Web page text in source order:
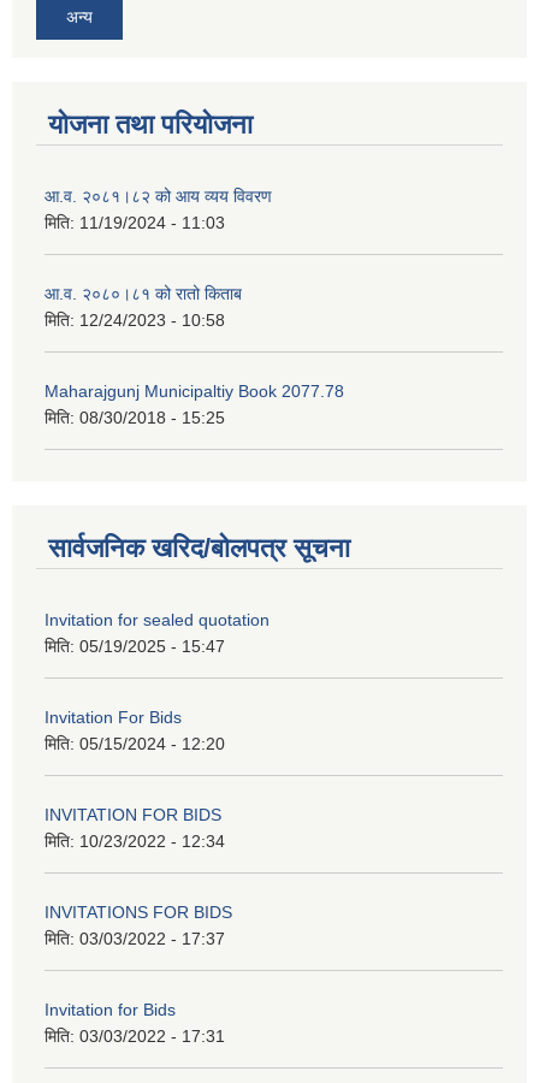
अन्य
योजना तथा परियोजना
आ.व. २०८१।८२ को आय व्यय विवरण
मिति: 11/19/2024 - 11:03
आ.व. २०८०।८१ को रातो किताब
मिति: 12/24/2023 - 10:58
Maharajgunj Municipaltiy Book 2077.78
मिति: 08/30/2018 - 15:25
सार्वजनिक खरिद/बोलपत्र सूचना
Invitation for sealed quotation
मिति: 05/19/2025 - 15:47
Invitation For Bids
मिति: 05/15/2024 - 12:20
INVITATION FOR BIDS
मिति: 10/23/2022 - 12:34
INVITATIONS FOR BIDS
मिति: 03/03/2022 - 17:37
Invitation for Bids
मिति: 03/03/2022 - 17:31